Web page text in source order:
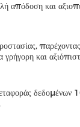
και
και